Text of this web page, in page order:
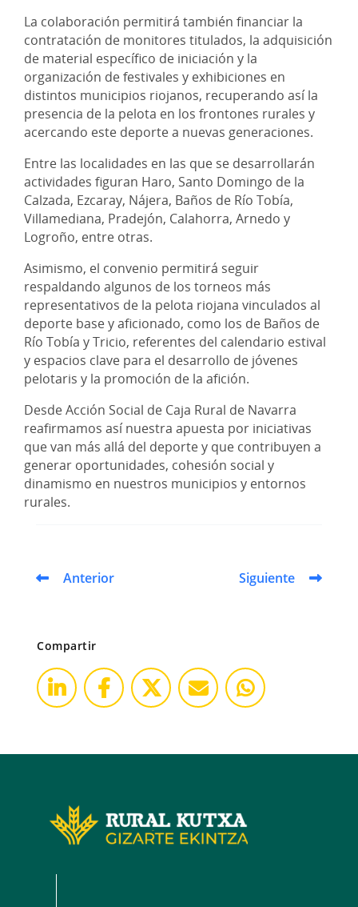
La colaboración permitirá también financiar la
contratación de monitores titulados, la adquisición
de material específico de iniciación y la
organización de festivales y exhibiciones en
distintos municipios riojanos, recuperando así la
presencia de la pelota en los frontones rurales y
acercando este deporte a nuevas generaciones.
Entre las localidades en las que se desarrollarán
actividades figuran Haro, Santo Domingo de la
Calzada, Ezcaray, Nájera, Baños de Río Tobía,
Villamediana, Pradejón, Calahorra, Arnedo y
Logroño, entre otras.
Asimismo, el convenio permitirá seguir
respaldando algunos de los torneos más
representativos de la pelota riojana vinculados al
deporte base y aficionado, como los de Baños de
Río Tobía y Tricio, referentes del calendario estival
y espacios clave para el desarrollo de jóvenes
pelotaris y la promoción de la afición.
Desde Acción Social de Caja Rural de Navarra
reafirmamos así nuestra apuesta por iniciativas
que van más allá del deporte y que contribuyen a
generar oportunidades, cohesión social y
dinamismo en nuestros municipios y entornos
rurales.
Anterior Siguiente
Compartir